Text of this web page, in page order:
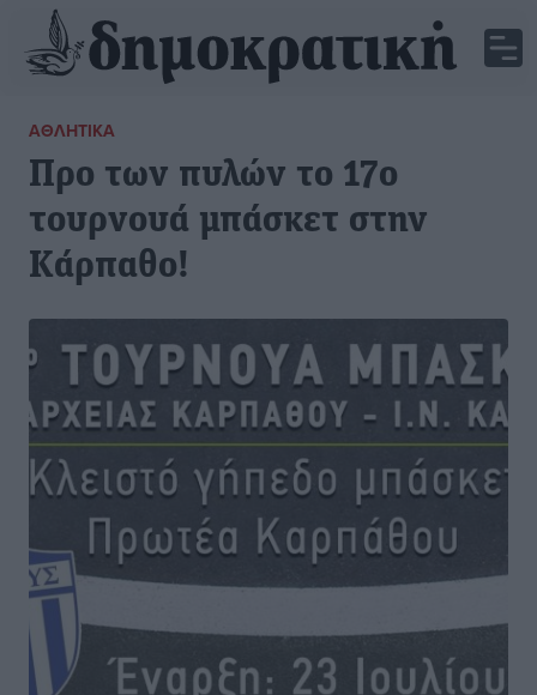
ΑΘΛΗΤΙΚΆ
Προ των πυλών το 17ο
τουρνουά μπάσκετ στην
Κάρπαθο!